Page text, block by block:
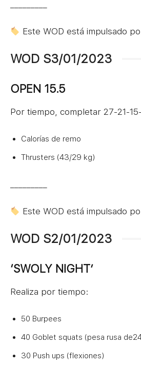
Este WOD está impulsado
WOD S3/01/2023
OPEN 15.5
Por tiempo, completar 27-21-
Calorías de remo
Thrusters (43/29 kg)
Este WOD está impulsado
WOD S2/01/2023
‘SWOLY NIGHT’
Realiza por tiempo:
50 Burpees
40 Goblet squats (pesa rusa
30 Push ups (flexiones)